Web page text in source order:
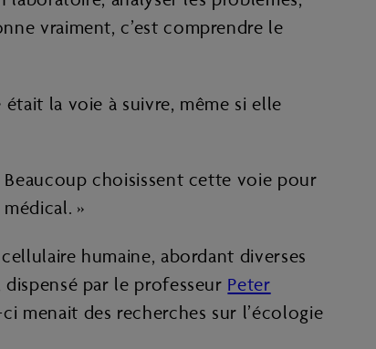
vraiment, c’est comprendre le
la voie à suivre, même si elle
choisissent cette voie pour
»
humaine, abordant diverses
par le professeur Peter
menait des recherches sur l’écologie